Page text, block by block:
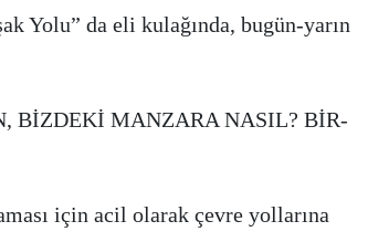
Yolu” da eli kulağında, bugün-yarın
BİZDEKİ MANZARA NASIL? BİR-
için acil olarak çevre yollarına